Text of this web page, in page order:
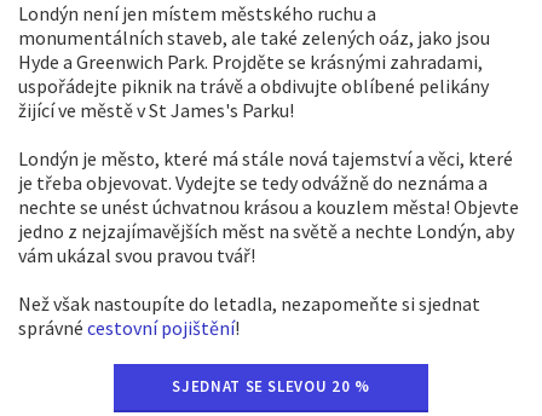
Londýn není jen místem městského ruchu a
monumentálních staveb, ale také zelených oáz, jako jsou
Hyde a Greenwich Park. Projděte se krásnými zahradami,
uspořádejte piknik na trávě a obdivujte oblíbené pelikány
žijící ve městě v St James's Parku!
Londýn je město, které má stále nová tajemství a věci, které
je třeba objevovat. Vydejte se tedy odvážně do neznáma a
nechte se unést úchvatnou krásou a kouzlem města! Objevte
jedno z nejzajímavějších měst na světě a nechte Londýn, aby
vám ukázal svou pravou tvář!
Než však nastoupíte do letadla, nezapomeňte si sjednat
správné cestovní pojištění!
SJEDNAT SE SLEVOU 20 %